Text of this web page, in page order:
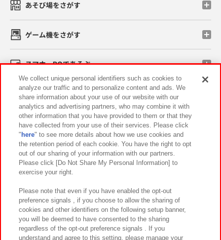
あそび場をさがす
ゲーム機をさがす
スマホ・PCであそぶ
イベント・キャンペーン
関連会社 サステナビリティ サイトポリシー
プライバシーポリシー ウェブアクセシビリティ方針と検証結果
お取引先さまとともに
カスタマーハラスメント対応方針 よくあるご質問・お問い合わせ
We collect unique personal identifiers such as cookies to
analyze our traffic and to personalize content and ads. We
share information about your use of our website with our
analytics and advertising partners, who may combine it with
other information that you have provided to them or that they
have collected from your use of their services. Please click
" here" to see more details about how we use cookies and
the retention period of each cookie. You have the right to opt
out of our sharing of your information with our partners.
Please click [Do Not Share My Personal Information] to
exercise your right.
Please note that even if you have enabled the opt-out
preference signals , if you choose to allow the sharing of
cookies and other identifiers on the following setup banner,
you will be deemed to have consented to the sharing
regardless of the opt-out preference signals . If you
understand and agree to this setting, please manage your